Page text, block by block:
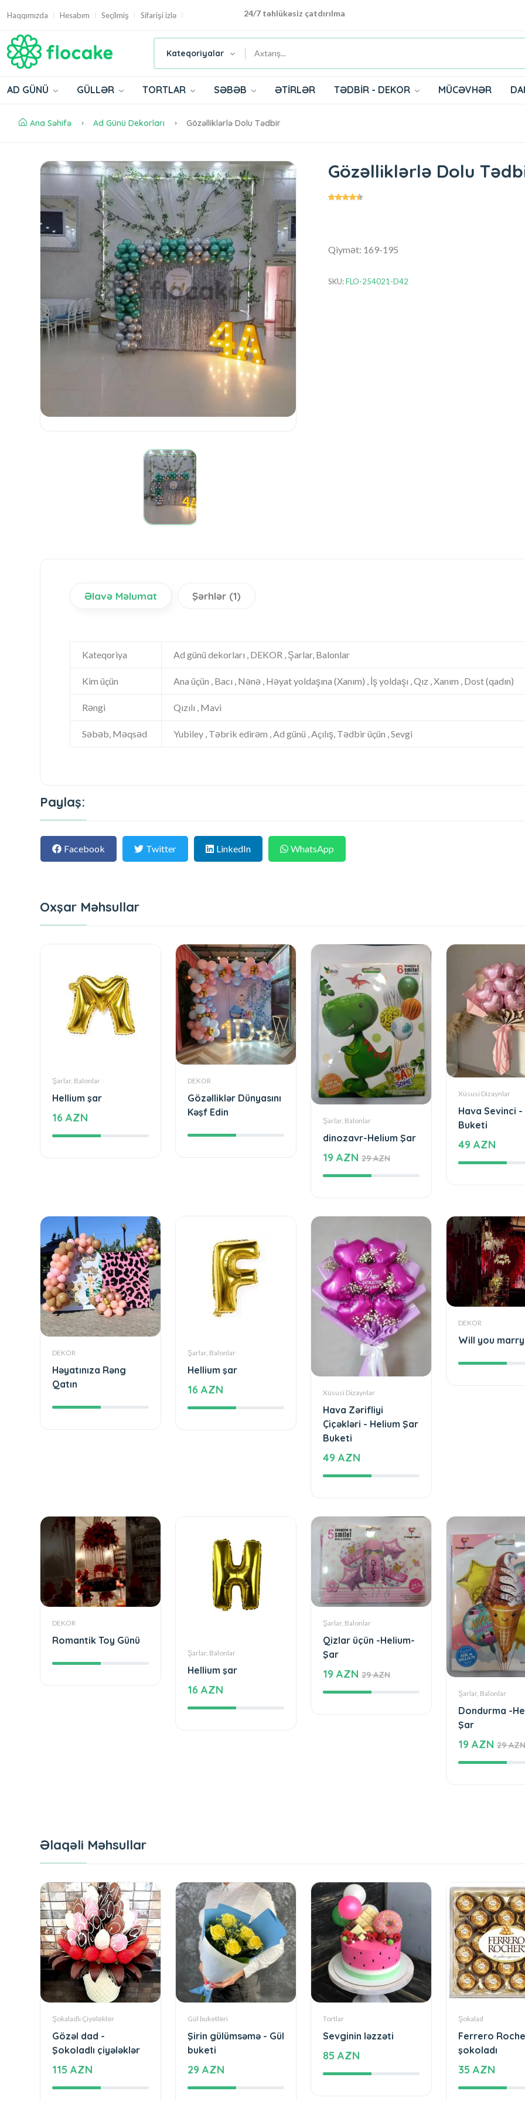
Haqqımızda Hesabım Seçilmiş Sifarişi izlə 24/7 təhlükəsiz çatdırılma
Kateqoriyalar
AD GÜNÜ GÜLLƏR TORTLAR SƏBƏB ƏTİRLƏR TƏDBİR - DEKOR MÜCƏVHƏR
Ana Səhifə Ad Günü Dekorları Gözəlliklərlə Dolu Tədbir
Gözəlliklərlə Dolu
Qiymət: 169-195
SKU:FLO-254021-D42
Əlavə Məlumat Şərhlər (1)
Kateqoriya Ad günü dekorları , DEKOR , Şarlar, Balonlar
Kim üçün Ana üçün , Bacı , Nənə , Həyat yoldaşına (Xanım) , İş yoldaşı , Qız , Xanım , Dost (qadın)
Rəngi Qızılı , Mavi
Səbəb, Məqsəd Yubiley , Təbrik edirəm , Ad günü , Açılış, Tədbir üçün , Sevgi
Paylaş:
Facebook Twitter LinkedIn WhatsApp
Oxşar Məhsullar
Şarlar, Balonlar
Hellium şar
16 AZN
DEKOR
Gözəlliklər Dünyasını
Kəşf Edin
Şarlar, Balonlar
dinozavr-Helium Şar
19 AZN 29 AZN
Xüsusi Dizaynlar
Hava Sevinci -
Buketi
49 AZN
DEKOR
Həyatınıza Rəng
Qatın
Şarlar, Balonlar
Hellium şar
16 AZN Xüsusi Dizaynlar
Hava Zərifliyi
Çiçəkləri - Helium Şar
Buketi
49 AZN
DEKOR
Will you
DEKOR
Romantik Toy Günü
Şarlar, Balonlar
Hellium şar
16 AZN
Şarlar, Balonlar
Qizlar üçün -Helium-
Şar
19 AZN 29 AZN
Şarlar, Balonlar
Dondurma -
Şar
19 AZN 29 AZN
Əlaqəli Məhsullar
Şokaladlı Çiyələklər
Gözəl dad -
Şokoladlı çiyələklər
115 AZN
Gül buketləri
Şirin gülümsəmə - Gül
buketi
29 AZN
Tortlar
Sevginin ləzzəti
85 AZN
Şokalad
Ferrero
şokoladı
35 AZN